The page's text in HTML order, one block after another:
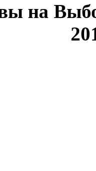
на